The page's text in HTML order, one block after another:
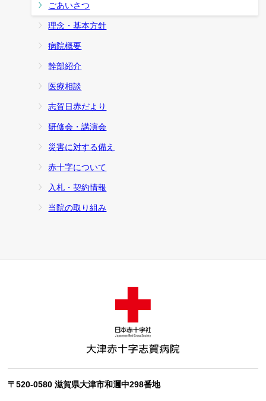
ごあいさつ
理念・基本方針
病院概要
幹部紹介
医療相談
志賀日赤だより
研修会・講演会
災害に対する備え
赤十字について
入札・契約情報
当院の取り組み
〒520-0580 滋賀県大津市和邇中298番地